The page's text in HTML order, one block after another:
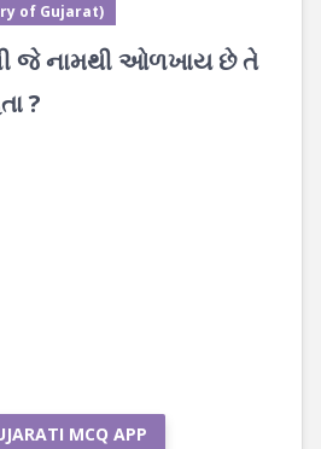
of Gujarat)
જે નામથી ઓળખાય છે તે
?
MCQ APP